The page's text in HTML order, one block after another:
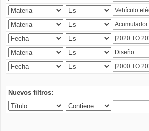
Nuevos filtros: